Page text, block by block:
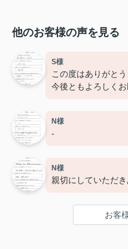
他のお客様の声を見る
S様
この度はありがとう
今後ともよろしく
N様
-
N様
親切にしていただき
お客